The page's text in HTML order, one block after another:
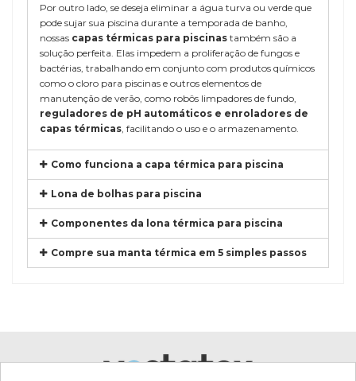
Por outro lado, se deseja eliminar a água turva ou verde que
pode sujar sua piscina durante a temporada de banho,
nossas capas térmicas para piscinas também são a
solução perfeita. Elas impedem a proliferação de fungos e
bactérias, trabalhando em conjunto com produtos químicos
como o cloro para piscinas e outros elementos de
manutenção de verão, como robôs limpadores de fundo,
reguladores de pH automáticos e enroladores de
capas térmicas , facilitando o uso e o armazenamento.
Como funciona a capa térmica para piscina
Lona de bolhas para piscina
Componentes da lona térmica para piscina
Compre sua manta térmica em 5 simples passos